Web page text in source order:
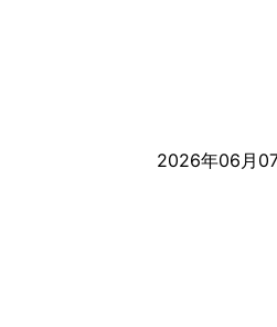
2026年06月